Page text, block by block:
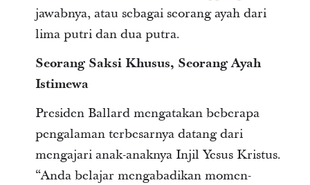
jawabnya, atau sebagai seorang ayah dari
lima putri dan dua putra.
Seorang Saksi Khusus, Seorang Ayah
Istimewa
Presiden Ballard mengatakan beberapa
pengalaman terbesarnya datang dari
mengajari anak-anaknya Injil Yesus Kristus.
“Anda belajar mengabadikan momen-